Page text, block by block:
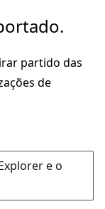
partido das
de
e o